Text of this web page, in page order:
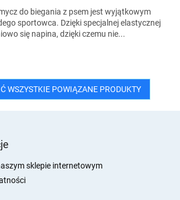
do biegania z psem jest wyjątkowym
sportowca. Dzięki specjalnej elastycznej
się napina, dzięki czemu nie...
WSZYSTKIE POWIĄZANE PRODUKTY
sklepie internetowym